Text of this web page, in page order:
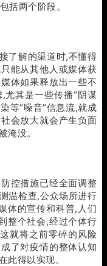
括两个阶段。
了解的渠道时,不懂得
能从其他人或媒体获
体如果释放出一些不
尤其是一些传播“阴谋
等“噪音”信息流,就成
会放大就会产生负面
淹没。
控措施已经全面调整
温检查,公众场所进行
体的宣传和科普,人们
整个社会,经过个体行
就将之前零碎的风险
了对疫情的整体认知
此得以实现。